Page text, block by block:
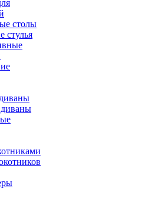
столы
стулья